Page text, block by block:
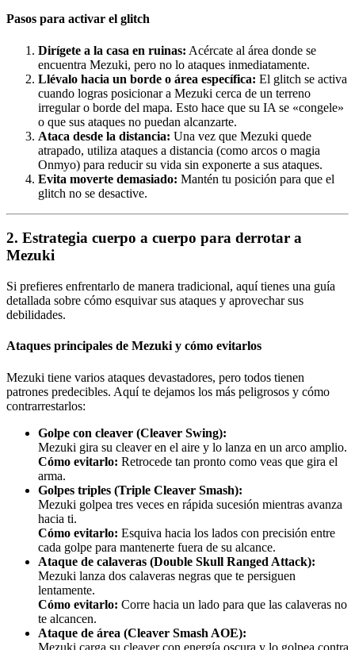
Pasos para activar el glitch
Dirígete a la casa en ruinas: Acércate al área donde se
encuentra Mezuki, pero no lo ataques inmediatamente.
Llévalo hacia un borde o área específica: El glitch se activa
cuando logras posicionar a Mezuki cerca de un terreno
irregular o borde del mapa. Esto hace que su IA se «congele»
o que sus ataques no puedan alcanzarte.
Ataca desde la distancia: Una vez que Mezuki quede
atrapado, utiliza ataques a distancia (como arcos o magia
Onmyo) para reducir su vida sin exponerte a sus ataques.
Evita moverte demasiado: Mantén tu posición para que el
glitch no se desactive.
2. Estrategia cuerpo a cuerpo para derrotar a
Mezuki
Si prefieres enfrentarlo de manera tradicional, aquí tienes una guía
detallada sobre cómo esquivar sus ataques y aprovechar sus
debilidades.
Ataques principales de Mezuki y cómo evitarlos
Mezuki tiene varios ataques devastadores, pero todos tienen
patrones predecibles. Aquí te dejamos los más peligrosos y cómo
contrarrestarlos:
Golpe con cleaver (Cleaver Swing):
Mezuki gira su cleaver en el aire y lo lanza en un arco amplio.
Cómo evitarlo: Retrocede tan pronto como veas que gira el
arma.
Golpes triples (Triple Cleaver Smash):
Mezuki golpea tres veces en rápida sucesión mientras avanza
hacia ti.
Cómo evitarlo: Esquiva hacia los lados con precisión entre
cada golpe para mantenerte fuera de su alcance.
Ataque de calaveras (Double Skull Ranged Attack):
Mezuki lanza dos calaveras negras que te persiguen
lentamente.
Cómo evitarlo: Corre hacia un lado para que las calaveras no
te alcancen.
Ataque de área (Cleaver Smash AOE):
Mezuki carga su cleaver con energía oscura y lo golpea contra